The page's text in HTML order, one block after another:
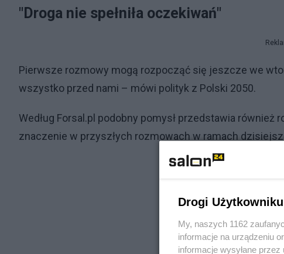
"Droga nie spełniła oczekiwań"
Pierwsze rozmowy mogą rozpocząć się jeszcze we
wszystko przed nami – mówi polityk z Polski 2050.
Według Forsal.pl podobny pomysł przedstawia
znaczenie w przyszłych rozmowach w ramach
Drogi
My, naszych 1162
informacje na urządzeniu
informacje wysyłane